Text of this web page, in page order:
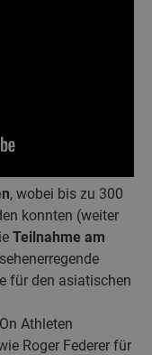
, wobei bis zu 300
konnten (weiter
Teilnahme am
für den asiatischen
Athleten
Roger Federer für